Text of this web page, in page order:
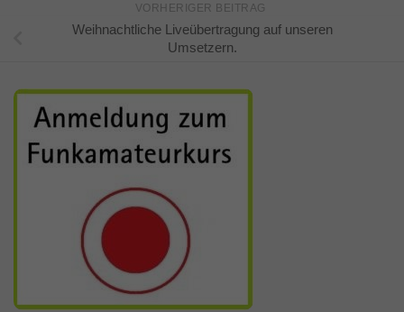
VORHERIGER BEITRAG
Weihnachtliche Liveübertragung auf unseren
Umsetzern.